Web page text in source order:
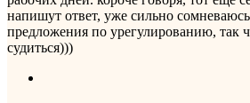
напишут ответ, уже сильно
предложения по урегулированию, так
судиться)))